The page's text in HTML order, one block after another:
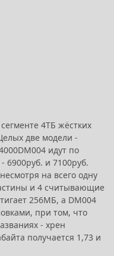
4ТБ жёстких
две модели -
идут по
6900руб. и 7100руб.
на всего одну
и 4 считывающие
256МБ, а DM004
при том, что
- хрен
получается 1,73 и